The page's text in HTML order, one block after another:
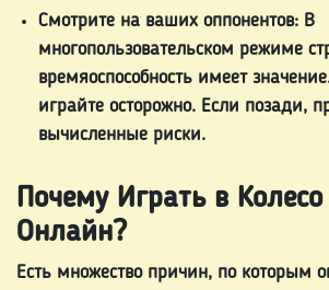
Смотрите на ваших оппонентов: В
многопользовательском режиме
времяоспособность имеет
играйте осторожно. Если позади,
вычисленные риски.
Почему Играть в
Онлайн?
Есть множество причин, по которым